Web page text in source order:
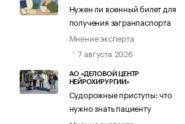
Нужен ли военный билет для
получения загранпаспорта
Мнение эксперта
7 августа 2026
АО «ДЕЛОВОЙ ЦЕНТР
НЕЙРОХИРУРГИИ»
Судорожные приступы: что
нужно знать пациенту